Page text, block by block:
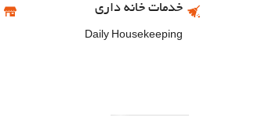
خدمات خانه داری
Daily Housekeeping